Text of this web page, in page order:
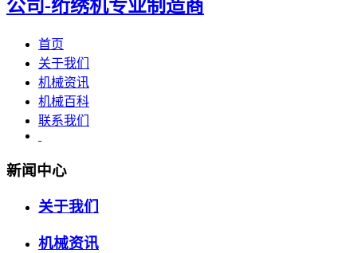
首页
关于我们
机械资讯
机械百科
联系我们
新闻中心
关于我们
机械资讯